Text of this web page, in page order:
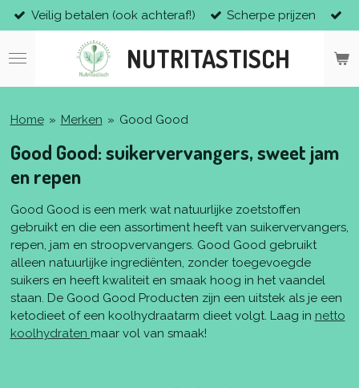
Ga
direct
naar
hoofdinhoud
NUTRITASTISCH
Veilig betalen (ook achteraf!) Scherpe prijzen
Home » Merken » Good Good
Good Good: suikervervangers, sweet jam
en repen
Good Good is een merk wat natuurlijke zoetstoffen
gebruikt en die een assortiment heeft van suikervervangers,
repen, jam en stroopvervangers. Good Good gebruikt
alleen natuurlijke ingrediënten, zonder toegevoegde
suikers en heeft kwaliteit en smaak hoog in het vaandel
staan. De Good Good Producten zijn een uitstek als je een
ketodieet of een koolhydraatarm dieet volgt. Laag in netto
koolhydraten maar vol van smaak!